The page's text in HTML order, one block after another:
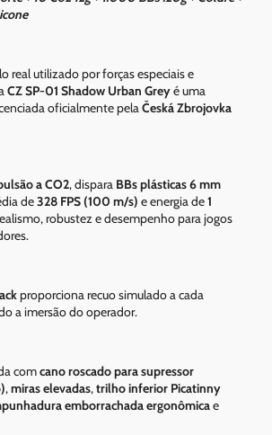
real utilizado por forças especiais e
CZ SP-01 Shadow Urban Greyé uma
oficialmente pelaČeská Zbrojovka
a CO2, dispara BBs plásticas 6 mm
de328 FPS (100 m/s) e energia de1
robustez e desempenho para jogos
proporciona recuo simulado a cada
a imersão do operador.
comcano roscado para supressor
,miras elevadas,trilho inferior Picatinny
emborrachada ergonômicae